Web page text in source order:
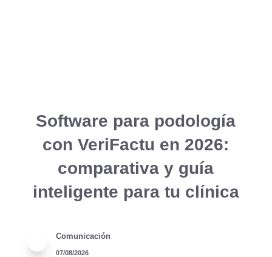
Software para podología
con VeriFactu en 2026:
comparativa y guía
inteligente para tu clínica
Comunicación
07/08/2026